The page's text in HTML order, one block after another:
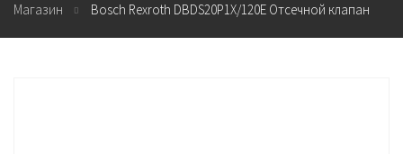
Магазин Bosch Rexroth DBDS20P1X/120E Отсечной клапан